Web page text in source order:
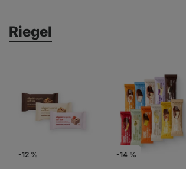
Riegel
-12 % -14 %